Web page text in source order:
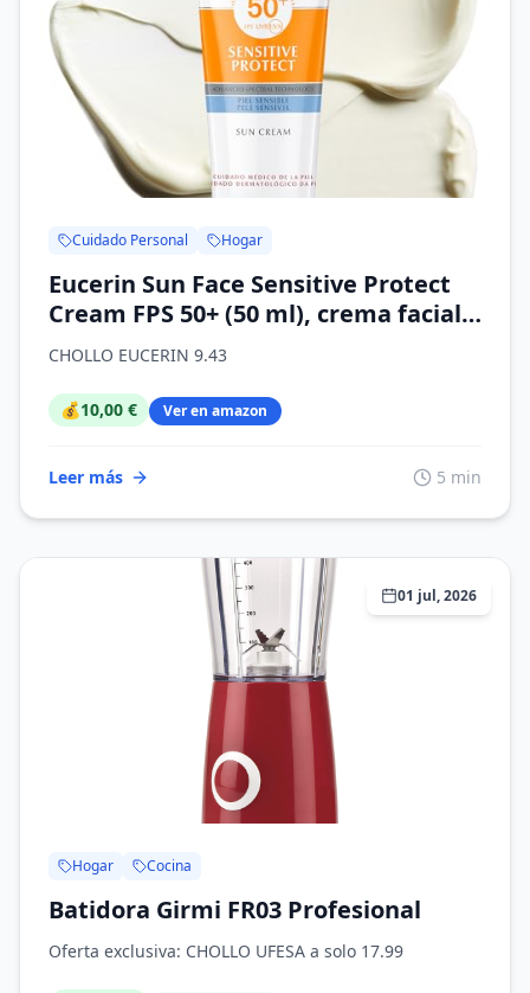
Cuidado Personal Hogar
Eucerin Sun Face Sensitive Protect
Cream FPS 50+ (50 ml), crema facial
solar con filtros UVA/UVB, protector
sensibles, crema de sol de textura
ligera
CHOLLO EUCERIN 9.43
💰10,00 € Ver en amazon
Leer más 5 min
01 jul, 2026
Hogar Cocina
Batidora Girmi FR03 Profesional
Oferta exclusiva: CHOLLO UFESA a solo 17.99